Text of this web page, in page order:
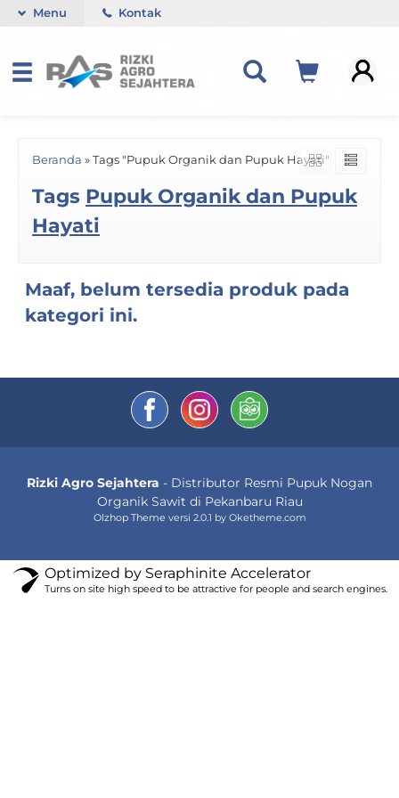
Menu Kontak
Beranda » Tags "Pupuk Organik dan Pupuk Hayati"
Tags Pupuk Organik dan Pupuk
Hayati
Maaf, belum tersedia produk pada
kategori ini.
Rizki Agro Sejahtera - Distributor Resmi Pupuk Nogan
Organik Sawit di Pekanbaru Riau
Olzhop Theme versi 2.0.1 by Oketheme.com
Optimized by Seraphinite Accelerator
Turns on site high speed to be attractive for people and search engines.